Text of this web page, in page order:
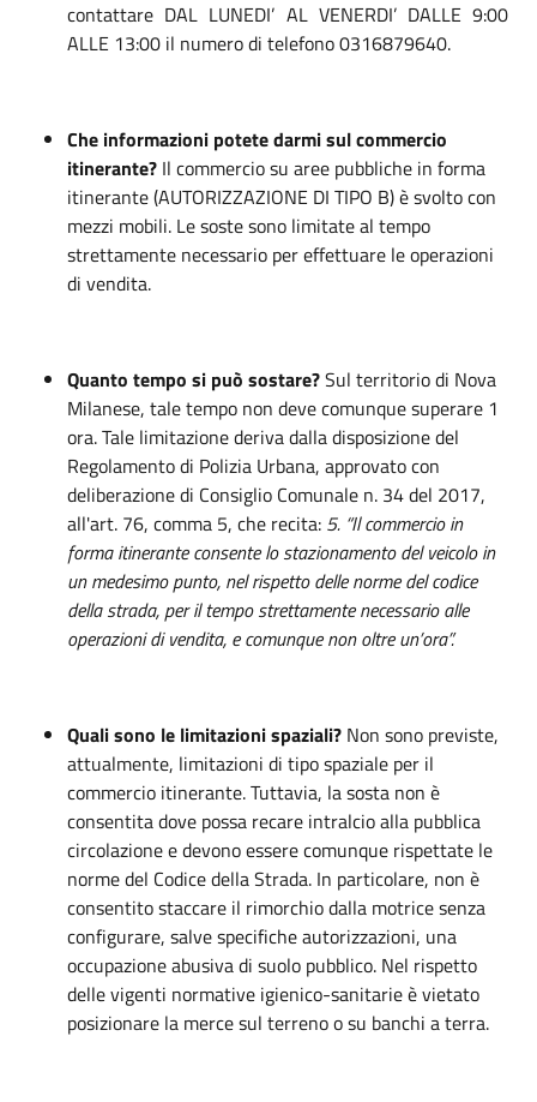
contattare DAL LUNEDI’ AL VENERDI’ DALLE 9:00
ALLE 13:00 il numero di telefono 0316879640.
Che informazioni potete darmi sul commercio
itinerante? Il commercio su aree pubbliche in forma
itinerante (AUTORIZZAZIONE DI TIPO B) è svolto con
mezzi mobili. Le soste sono limitate al tempo
strettamente necessario per effettuare le operazioni
di vendita.
Quanto tempo si può sostare?Sul territorio di Nova
Milanese, tale tempo non deve comunque superare 1
ora. Tale limitazione deriva dalla disposizione del
Regolamento di Polizia Urbana, approvato con
deliberazione di Consiglio Comunale n. 34 del 2017,
all'art. 76, comma 5, che recita: 5. “Il commercio in
forma itinerante consente lo stazionamento del veicolo in
un medesimo punto, nel rispetto delle norme delcodice
della strada, per il tempo strettamente necessario alle
operazioni di vendita, e comunque non oltre un’ora”.
Quali sono le limitazioni spaziali? Non sono previste,
attualmente, limitazioni di tipo spaziale per il
commercio itinerante. Tuttavia, la sosta non è
consentita dove possa recare intralcio alla pubblica
circolazione e devono essere comunque rispettate le
norme del Codice della Strada. In particolare, non è
consentito staccare il rimorchio dalla motrice senza
configurare, salve specifiche autorizzazioni, una
occupazione abusiva di suolo pubblico. Nel rispetto
delle vigenti normative igienico-sanitarie è vietato
posizionare la merce sul terreno o su banchi a terra.